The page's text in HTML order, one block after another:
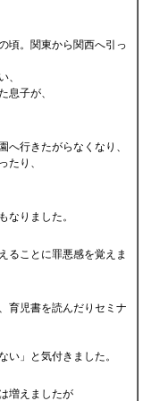
頃。関東から関西へ引っ
、
息子が、
へ行きたがらなくなり、
たり、
なりました。
ることに罪悪感を覚えま
育児書を読んだりセミナ
い」と気付きました。
増えましたが